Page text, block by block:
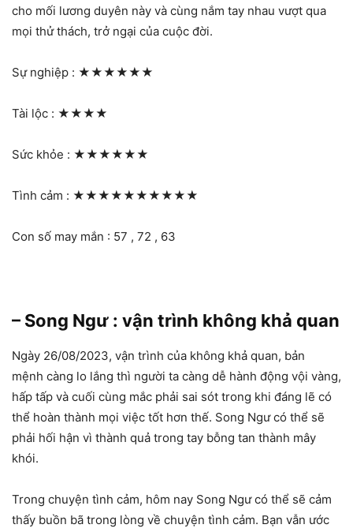
cho mối lương duyên này và cùng nắm tay nhau vượt qua
mọi thử thách, trở ngại của cuộc đời.
Sự nghiệp : ★★★★★★
Tài lộc : ★★★★
Sức khỏe : ★★★★★★
Tình cảm : ★★★★★★★★★★
Con số may mắn : 57 , 72 , 63
– Song Ngư : vận trình không khả quan
Ngày 26/08/2023, vận trình của không khả quan, bản
mệnh càng lo lắng thì người ta càng dễ hành động vội vàng,
hấp tấp và cuối cùng mắc phải sai sót trong khi đáng lẽ có
thể hoàn thành mọi việc tốt hơn thế. Song Ngư có thể sẽ
phải hối hận vì thành quả trong tay bỗng tan thành mây
khói.
Trong chuyện tình cảm, hôm nay Song Ngư có thể sẽ cảm
thấy buồn bã trong lòng về chuyện tình cảm. Bạn vẫn ước